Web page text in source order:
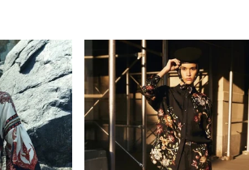
Agua by Agua Bendita